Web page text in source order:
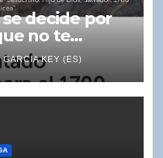
decide por
no te
de
GARCIA KEY (ES)